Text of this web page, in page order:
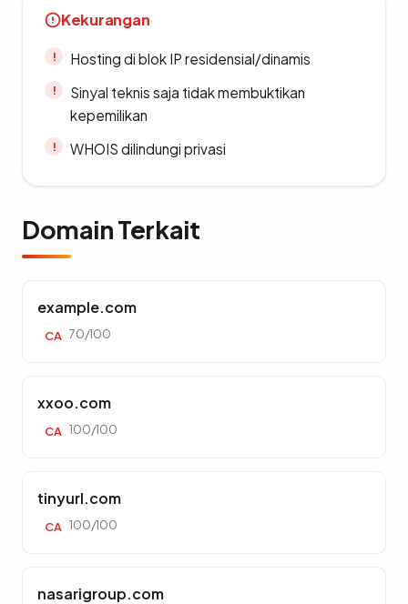
Kekurangan
Hosting di blok IP residensial/dinamis
Sinyal teknis saja tidak membuktikan
kepemilikan
WHOIS dilindungi privasi
Domain Terkait
example.com
CA 70/100
xxoo.com
CA 100/100
tinyurl.com
CA 100/100
nasarigroup.com